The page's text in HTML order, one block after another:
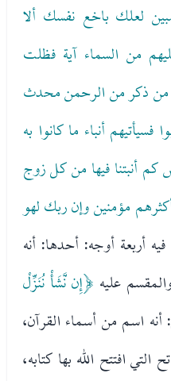
لعلك باخع نفسك ألا
من السماء آية فظلت
من ذكر من الرحمن محدث
أنباء ما كانوا به
كم أنبتنا فيها من كل زوج
مؤمنين وإن ربك لهو
فيه أربعة أوجه: أحدها: أنه
عليه ﴿إِن نَّشَأْ نُنَزِّلْ
أنه اسم من أسماء القرآن،
التي افتتح الله بها كتابه،